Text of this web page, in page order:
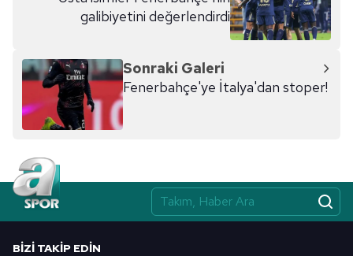
galibiyetini değerlendirdi
Sonraki Galeri
Fenerbahçe'ye İtalya'dan stoper!
BIZI TAKIP EDIN